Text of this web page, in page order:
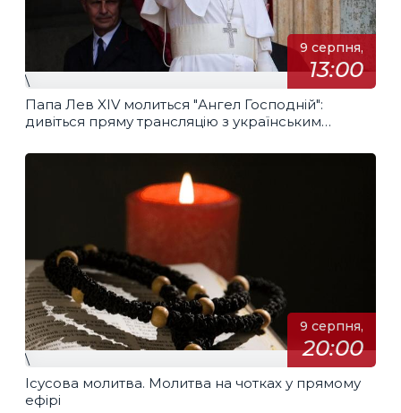
9 серпня,
13:00
\
Папа Лев XIV молиться "Ангел Господній":
дивіться пряму трансляцію з українським
9 серпня,
20:00
\
Ісусова молитва. Молитва на чотках у прямому
ефірі